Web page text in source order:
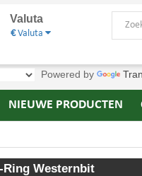
Valuta
€Valuta
Powered by
NIEUWE PRODUCTEN
Westernbit